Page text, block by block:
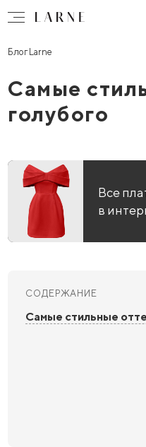
Блог Larne
Самые
голубого
Все
в
СОДЕРЖАНИЕ
Самые стильные